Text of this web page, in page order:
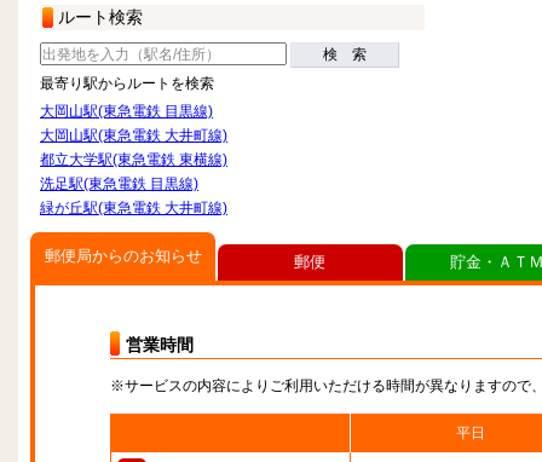
ルート検索
検 索
最寄り駅からルートを検索
大岡山駅(東急電鉄 目黒線)
大岡山駅(東急電鉄 大井町線)
都立大学駅(東急電鉄 東横線)
洗足駅(東急電鉄 目黒線)
緑が丘駅(東急電鉄 大井町線)
郵便局からのお知らせ
営業時間
※サービスの内容によりご利用いただける時間が異なりますので
平日
郵便 貯金・ＡＴ